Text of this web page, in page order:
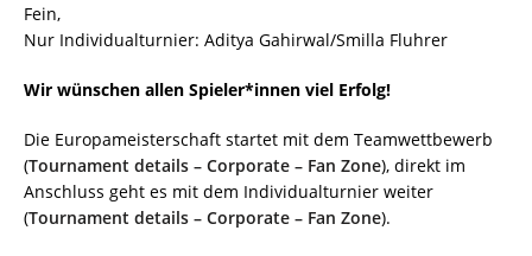
Fein,
Nur Individualturnier: Aditya Gahirwal/Smilla Fluhrer
Wir wünschen allen Spieler*innen viel Erfolg!
Die Europameisterschaft startet mit dem Teamwettbewerb
(Tournament details – Corporate – Fan Zone), direkt im
Anschluss geht es mit dem Individualturnier weiter
(Tournament details – Corporate – Fan Zone).